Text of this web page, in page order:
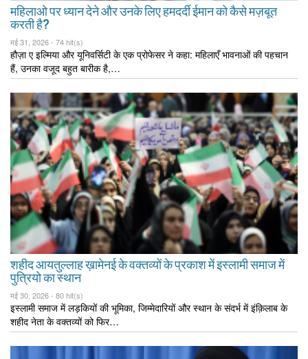
महिलाओ पर ध्यान देने और उनके लिए हमदर्दी ईमान को कैसे मज़बूत
करती है?
मई 31, 2026 - 74 hit(s)
हौज़ा ए इल्मिया और यूनिवर्सिटी के एक प्रोफेसर ने कहा: महिलाएँ भावनाओं की पहचान
हैं, उनका वजूद बहुत बारीक है,…
शहीद आयतुल्लाह ख़ामेनई के वक्तव्यों के प्रकाश में इस्लामी समाज में
पुत्रियो का स्थान
मई 30, 2026 - 80 hit(s)
इस्लामी समाज में लड़कियों की भूमिका, जिम्मेदारियों और स्थान के संदर्भ में इंक़िलाब के
शहीद नेता के वक्तव्यों को फिर…